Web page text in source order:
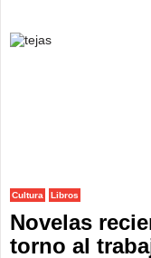
Cultura Libros
Novelas
torno al